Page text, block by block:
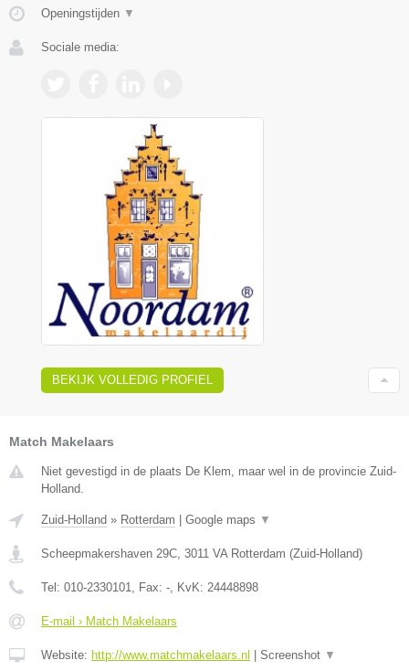
Openingstijden ▼
Sociale media:
BEKIJK VOLLEDIG PROFIEL
Match Makelaars
Niet gevestigd in de plaats De Klem, maar wel in de provincie Zuid-
Holland.
Zuid-Holland » Rotterdam Google maps ▼
Scheepmakershaven 29C, 3011 VA Rotterdam (Zuid-Holland)
Tel: 010-2330101, Fax: -, KvK: 24448898
E-mail › Match Makelaars
Website: http://www.matchmakelaars.nl Screenshot ▼